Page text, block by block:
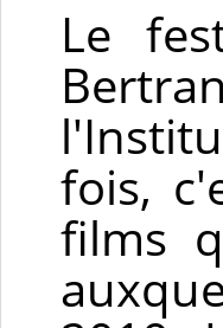
Le
fois,
films